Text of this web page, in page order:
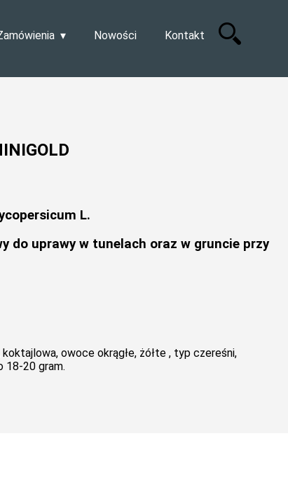
Nowości Kontakt
L.
do uprawy w tunelach oraz w gruncie przy
koktajlowa, owoce okrągłe, żółte , typ czereśni,
18-20 gram.